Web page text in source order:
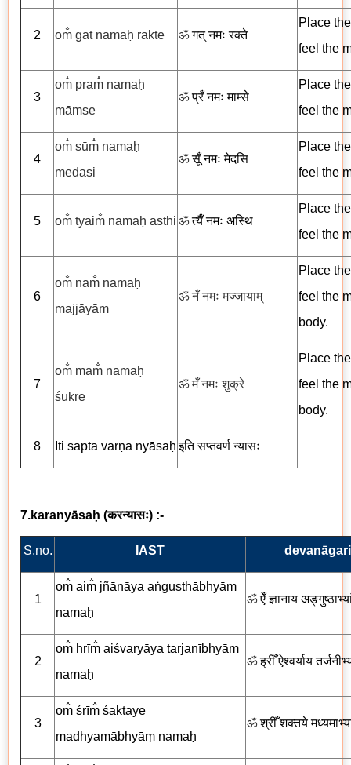
2 om̐ gat namaḥ rakte ॐगत् नमः रक्ते
Place
feel the
3
om̐ pram̐ namaḥ
māmse
ॐप्रँ नमः माम्से
Place
feel the
4
om̐ sūm̐ namaḥ
medasi
ॐसूँ नमः मेदसि
Place
feel the
5 om̐ tyaim̐ namaḥ asthi ॐत्यैँ नमः अस्थि
Place
feel the
6
om̐ nam̐ namaḥ
majjāyām
ॐ नँ नमः मज्जायाम्
Place
feel the
body.
7
om̐ mam̐ namaḥ
śukre
ॐ मँ नमः शुक्रे
Place
feel the
body.
8 Iti sapta varṇa nyāsaḥ इतिसप्तवर्ण न्यासः
7.karanyāsaḥ (करन्यासः) :-
S.no. IAST devanāgari
1
om̐ aim̐ jñānāya aṅguṣṭhābhyāṃ
namaḥ
ॐऐँ ज्ञानाय
2
om̐ hrīm̐ aiśvaryāya tarjanībhyāṃ
namaḥ
ॐह्रीँ ऐश्वर्याय
3
om̐ śrīm̐ śaktaye
madhyamābhyāṃ namaḥ
ॐश्रीँ शक्तये